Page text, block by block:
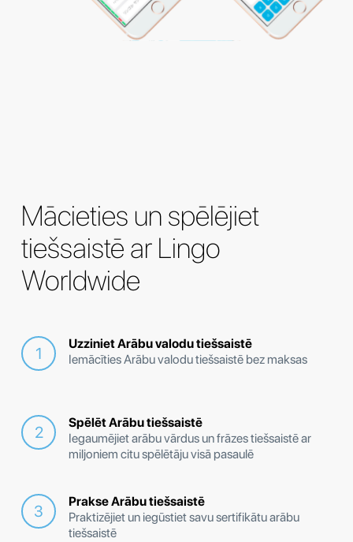
Mācieties un spēlējiet
tiešsaistē ar Lingo
Worldwide
Uzziniet Arābu valodu tiešsaistē
Iemācīties Arābu valodu tiešsaistē bez maksas
Spēlēt Arābu tiešsaistē
Iegaumējiet arābu vārdus un frāzes tiešsaistē ar
miljoniem citu spēlētāju visā pasaulē
Prakse Arābu tiešsaistē
Praktizējiet un iegūstiet savu sertifikātu arābu
tiešsaistē